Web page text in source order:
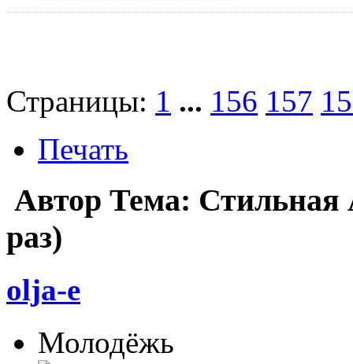
Страницы: 1 ... 156 157
Печать
Автор Тема: Стильная
раз)
olja-e
Молодёжь